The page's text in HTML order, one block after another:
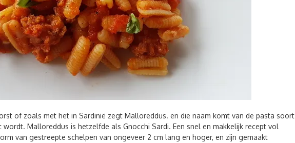
of zoals met het in Sardinië zegt Malloreddus. en die naam komt van de pasta soort
Malloreddus is hetzelfde als Gnocchi Sardi. Een snel en makkelijk recept vol
van gestreepte schelpen van ongeveer 2 cm lang en hoger, en zijn gemaakt